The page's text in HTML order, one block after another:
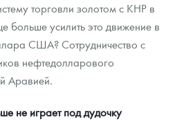
торговли золотом с КНР в
больше усилить это движение в
США? Сотрудничество с
нефтедолларового
Аравией.
не играет под дудочку